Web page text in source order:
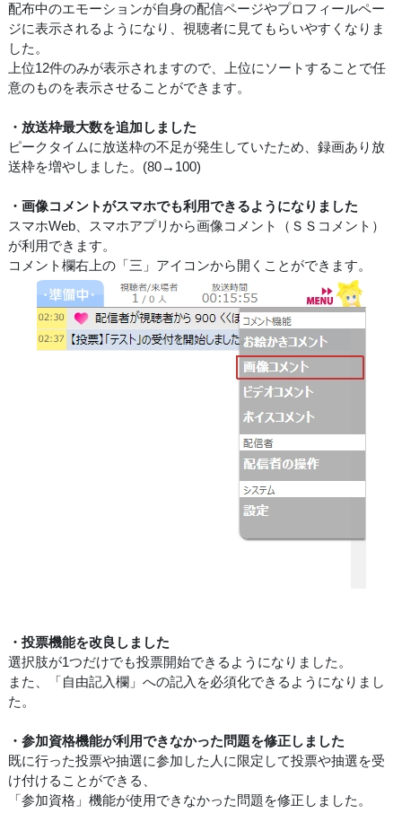
配布中のエモーションが自身の配信ページやプロフィールペー
ジに表示されるようになり、視聴者に見てもらいやすくなりま
した。
上位12件のみが表示されますので、上位にソートすることで任
意のものを表示させることができます。
・放送枠最大数を追加しました
ピークタイムに放送枠の不足が発生していたため、録画あり放
送枠を増やしました。(80→100)
・画像コメントがスマホでも利用できるようになりました
スマホWeb、スマホアプリから画像コメント（ＳＳコメント）
が利用できます。
コメント欄右上の「三」アイコンから開くことができます。
・投票機能を改良しました
選択肢が1つだけでも投票開始できるようになりました。
また、「自由記入欄」への記入を必須化できるようになりまし
た。
・参加資格機能が利用できなかった問題を修正しました
既に行った投票や抽選に参加した人に限定して投票や抽選を受
け付けることができる、
「参加資格」機能が使用できなかった問題を修正しました。